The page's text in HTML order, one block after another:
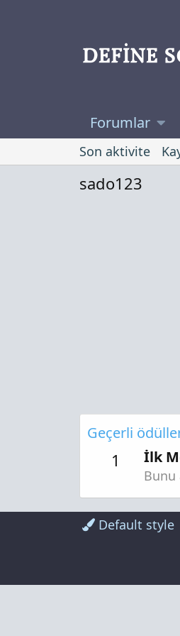
Forumlar
Son aktivite
sado123
Geçerli
1 İlk
Bunu
Default style